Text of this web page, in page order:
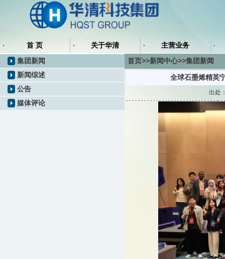
首 页 关于华清 主营业务
集团新闻
新闻综述
公告
媒体评论
首页>>新闻中心>>集团新闻
全球石墨烯精英
出处